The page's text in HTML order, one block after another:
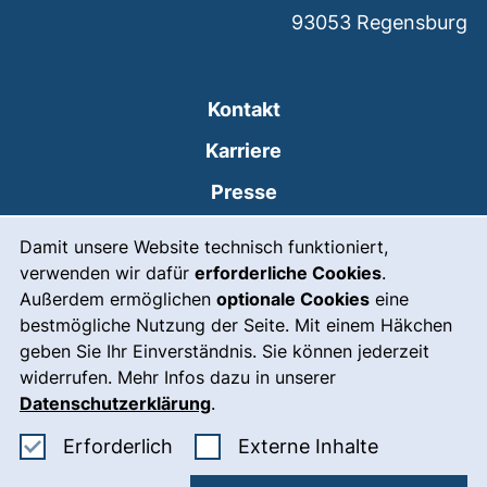
Damit unsere Website technisch funktioniert,
verwenden wir dafür erforderliche Cookies.
Außerdem ermöglichen optionale Cookies eine
bestmögliche Nutzung der Seite. Mit einem Häkchen
geben Sie Ihr Einverständnis. Sie können jederzeit
widerrufen. Mehr Infos dazu in unserer
Datenschutzerklärung.
Erforderlich Erforderliche Cookies akzeptieren
Externe Inhalte: Externe
Kontakt
Karriere
Presse
Leichte Sprache
Gebärdensprache
Notfall(externer Link, öffnet
Impressum
Barrierefreiheit
Datenschutz
93053 Regensburg